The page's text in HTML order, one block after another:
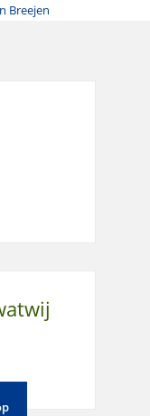
Breejen
wij